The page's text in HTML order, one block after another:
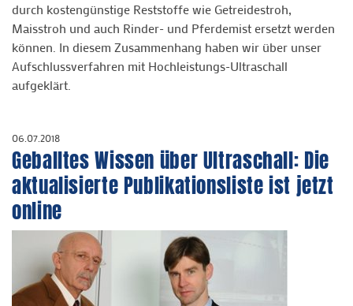
durch kostengünstige Reststoffe wie Getreidestroh,
Maisstroh und auch Rinder- und Pferdemist ersetzt werden
können. In diesem Zusammenhang haben wir über unser
Aufschlussverfahren mit Hochleistungs-Ultraschall
aufgeklärt.
06.07.2018
Geballtes Wissen über Ultraschall: Die
aktualisierte Publikationsliste ist jetzt
online